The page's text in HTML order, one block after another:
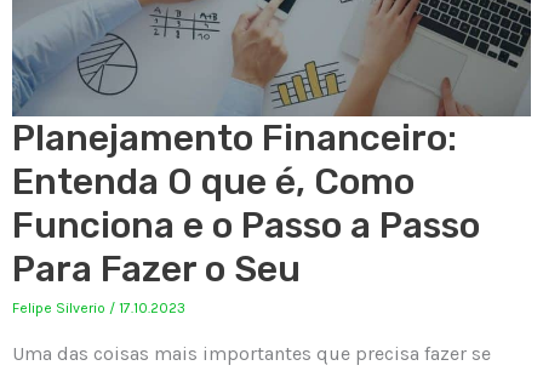
Planejamento Financeiro:
Entenda O que é, Como
Funciona e o Passo a Passo
Para Fazer o Seu
Felipe Silverio / 17.10.2023
Uma das coisas mais importantes que precisa fazer se